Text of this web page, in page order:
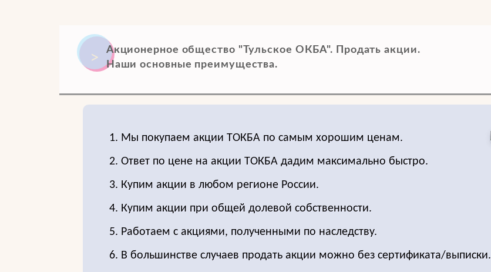
Акционерное общество "Тульское ОКБА". Продать акции.
Наши основные преимущества.
1. Мы покупаем акции ТОКБА по самым хорошим ценам.
2. Ответ по цене на акции ТОКБА дадим максимально быстро.
3. Купим акции в любом регионе России.
4. Купим акции при общей долевой собственности.
5. Работаем с акциями, полученными по наследству.
6. В большинстве случаев продать акции можно без сертификата/выписки.